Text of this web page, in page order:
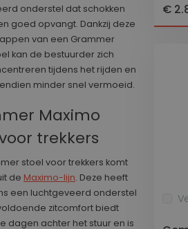
€
onderstel dat schokken
goed opvangt. Dankzij deze
van een Grammer
kan de bestuurder zich
tijdens het rijden en
minder snel vermoeid.
Maximo
trekkers
stoel voor trekkers komt
de Maximo-lijn. Deze heeft
een luchtgeveerd onderstel
zitcomfort biedt
dagen achter het stuur en is
ROLLOUT_TOKEN